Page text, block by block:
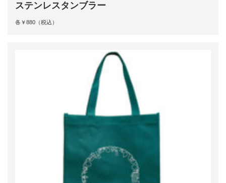
ステンレスタンブラー
各￥880（税込）